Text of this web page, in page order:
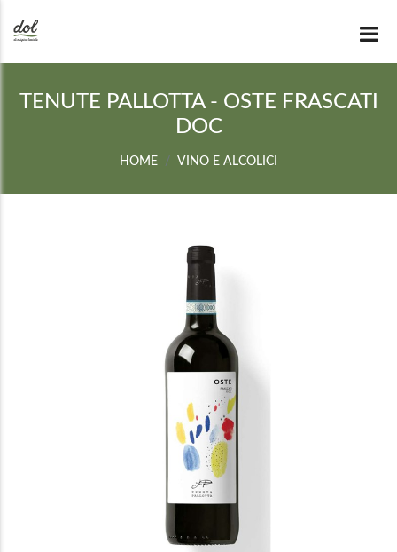
TENUTE PALLOTTA - OSTE FRASCATI
DOC
HOME VINO E ALCOLICI